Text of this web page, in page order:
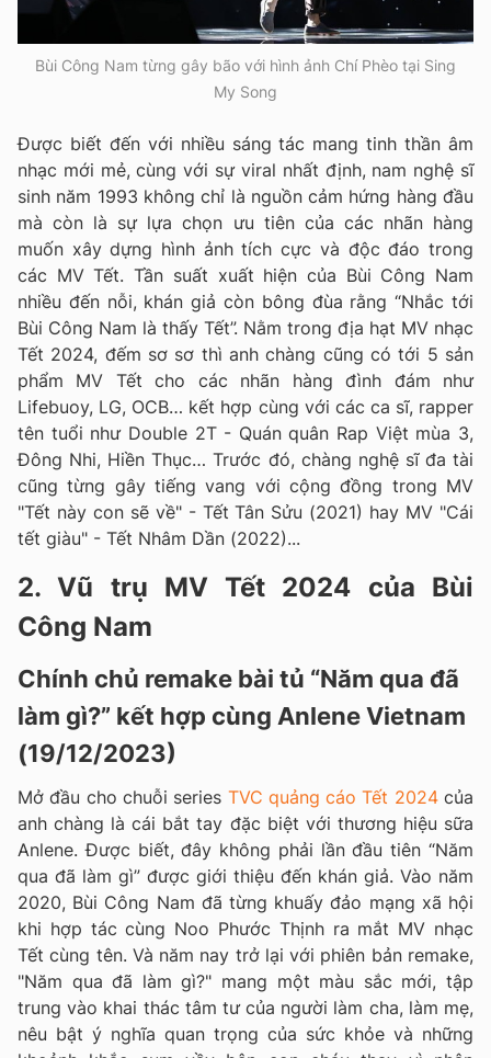
Bùi Công Nam từng gây bão với hình ảnh Chí Phèo tại Sing
My Song
Được biết đến với nhiều sáng tác mang tinh thần âm
nhạc mới mẻ, cùng với sự viral nhất định, nam nghệ sĩ
sinh năm 1993 không chỉ là nguồn cảm hứng hàng đầu
mà còn là sự lựa chọn ưu tiên của các nhãn hàng
muốn xây dựng hình ảnh tích cực và độc đáo trong
các MV Tết. Tần suất xuất hiện của Bùi Công Nam
nhiều đến nỗi, khán giả còn bông đùa rằng “Nhắc tới
Bùi Công Nam là thấy Tết”. Nằm trong địa hạt MV nhạc
Tết 2024, đếm sơ sơ thì anh chàng cũng có tới 5 sản
phẩm MV Tết cho các nhãn hàng đình đám như
Lifebuoy, LG, OCB… kết hợp cùng với các ca sĩ, rapper
tên tuổi như Double 2T - Quán quân Rap Việt mùa 3,
Đông Nhi, Hiền Thục… Trước đó, chàng nghệ sĩ đa tài
cũng từng gây tiếng vang với cộng đồng trong MV
"Tết này con sẽ về" - Tết Tân Sửu (2021) hay MV "Cái
tết giàu" - Tết Nhâm Dần (2022)...
2. Vũ trụ MV Tết 2024 của Bùi
Công Nam
Chính chủ remake bài tủ “Năm qua đã
làm gì?” kết hợp cùng Anlene Vietnam
(19/12/2023)
Mở đầu cho chuỗi series TVC quảng cáo Tết 2024của
anh chàng là cái bắt tay đặc biệt với thương hiệu sữa
Anlene. Được biết, đây không phải lần đầu tiên “Năm
qua đã làm gì” được giới thiệu đến khán giả. Vào năm
2020, Bùi Công Nam đã từng khuấy đảo mạng xã hội
khi hợp tác cùng Noo Phước Thịnh ra mắt MV nhạc
Tết cùng tên. Và năm nay trở lại với phiên bản remake,
"Năm qua đã làm gì?" mang một màu sắc mới, tập
trung vào khai thác tâm tư của người làm cha, làm mẹ,
nêu bật ý nghĩa quan trọng của sức khỏe và những